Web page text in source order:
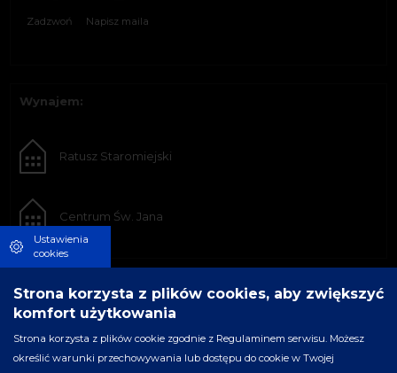
Zadzwoń Napisz maila
Wynajem:
Ratusz Staromiejski
Centrum Św. Jana
Ustawienia
cookies
Strona korzysta z plików cookies, aby zwiększyć
komfort użytkowania
Strona korzysta z plików cookie zgodnie z Regulaminem serwisu. Możesz
określić warunki przechowywania lub dostępu do cookie w Twojej